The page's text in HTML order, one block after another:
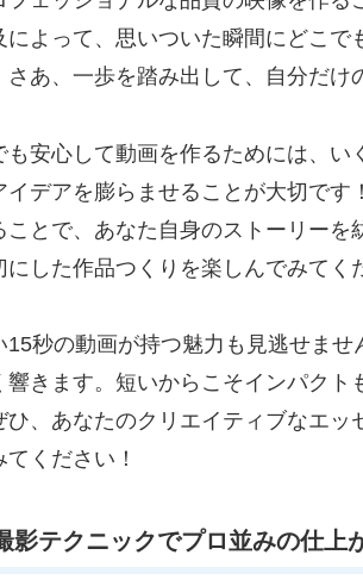
によって、思いついた瞬間にどこ
さあ、一歩を踏み出して、自分だけ
も安心して動画を作るためには、
イデアを膨らませることが大切で
ことで、あなた自身のストーリー
した作品つくりを楽しんでみてく
15秒の動画が持つ魅力も見逃せま
響きます。短いからこそインパク
ひ、あなたのクリエイティブなエ
ください！
影テクニックでプロ並みの仕上